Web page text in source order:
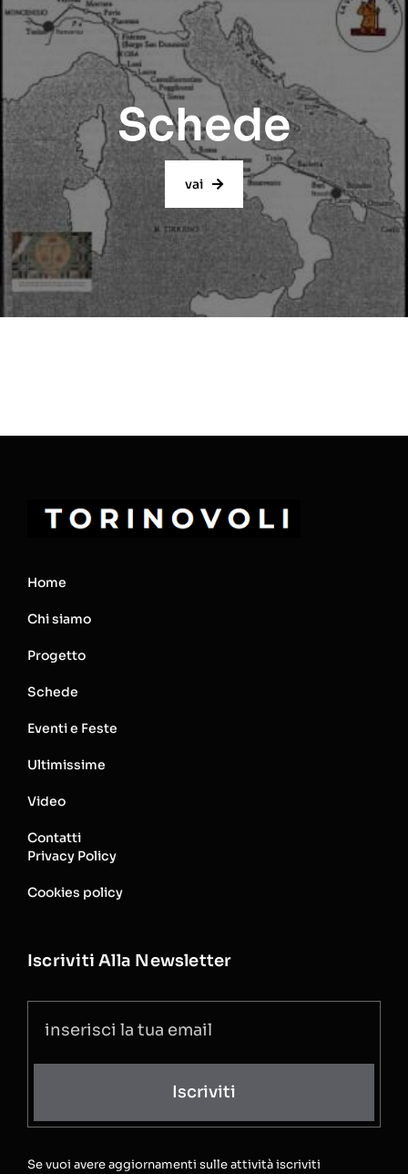
Schede
vai
Home
Chi siamo
Progetto
Schede
Eventi e Feste
Ultimissime
Video
Contatti
Privacy Policy
Cookies policy
Iscriviti Alla Newsletter
Iscriviti
Se vuoi avere aggiornamenti sulle attività iscriviti